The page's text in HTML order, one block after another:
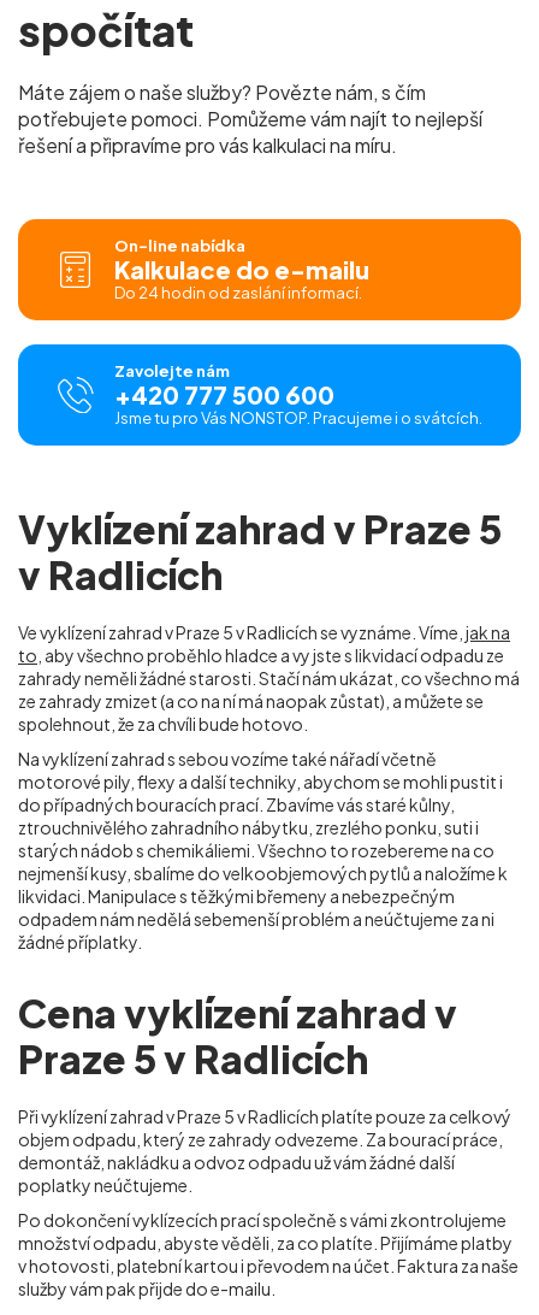
spočítat
Máte zájem o naše služby? Povězte nám, s čím
potřebujete pomoci. Pomůžeme vám najít to nejlepší
řešení a připravíme pro vás kalkulaci na míru.
On-line nabídka
Kalkulace do e-mailu
Do 24 hodin od zaslání informací.
Zavolejte nám
+420 777 500 600
Jsme tu pro Vás NONSTOP. Pracujeme i o svátcích.
Vyklízení zahrad v Praze 5
v Radlicích
Ve vyklízení zahrad v Praze 5 v Radlicíchse vyznáme. Víme, jak na
to , aby všechno proběhlo hladce a vy jste s likvidací odpadu ze
zahrady neměli žádné starosti. Stačí nám ukázat, co všechno má
ze zahrady zmizet (a co na ní má naopak zůstat), a můžete se
spolehnout, že za chvíli bude hotovo.
Na vyklízení zahrad s sebou vozíme také nářadí včetně
motorové pily, flexy a další techniky, abychom se mohli pustit i
do případných bouracích prací. Zbavíme vás staré kůlny,
ztrouchnivělého zahradního nábytku, zrezlého ponku, suti i
starých nádob s chemikáliemi. Všechno to rozebereme na co
nejmenší kusy, sbalíme do velkoobjemových pytlů a naložíme k
likvidaci. Manipulace s těžkými břemeny a nebezpečným
odpadem nám nedělá sebemenší problém a neúčtujeme za ni
žádné příplatky.
Cena vyklízení zahrad v
Praze 5 v Radlicích
Při vyklízení zahrad v Praze 5 v Radlicíchplatíte pouze za celkový
objem odpadu, který ze zahrady odvezeme. Za bourací práce,
demontáž, nakládku a odvoz odpadu už vám žádné další
poplatky neúčtujeme.
Po dokončení vyklízecích prací společně s vámi zkontrolujeme
množství odpadu, abyste věděli, za co platíte. Přijímáme platby
v hotovosti, platební kartou i převodem na účet. Faktura za naše
služby vám pak přijde do e-mailu.